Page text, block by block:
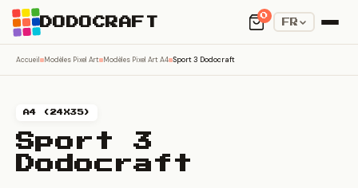
DODOCRAFT
0
FR
Accueil Modèles Pixel Art Modèles Pixel Art A4 Sport 3 Dodocraft
A4 (24X35)
Sport 3
Dodocraft